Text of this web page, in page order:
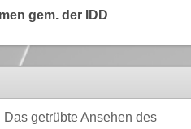
gem. der IDD
getrübte Ansehen des